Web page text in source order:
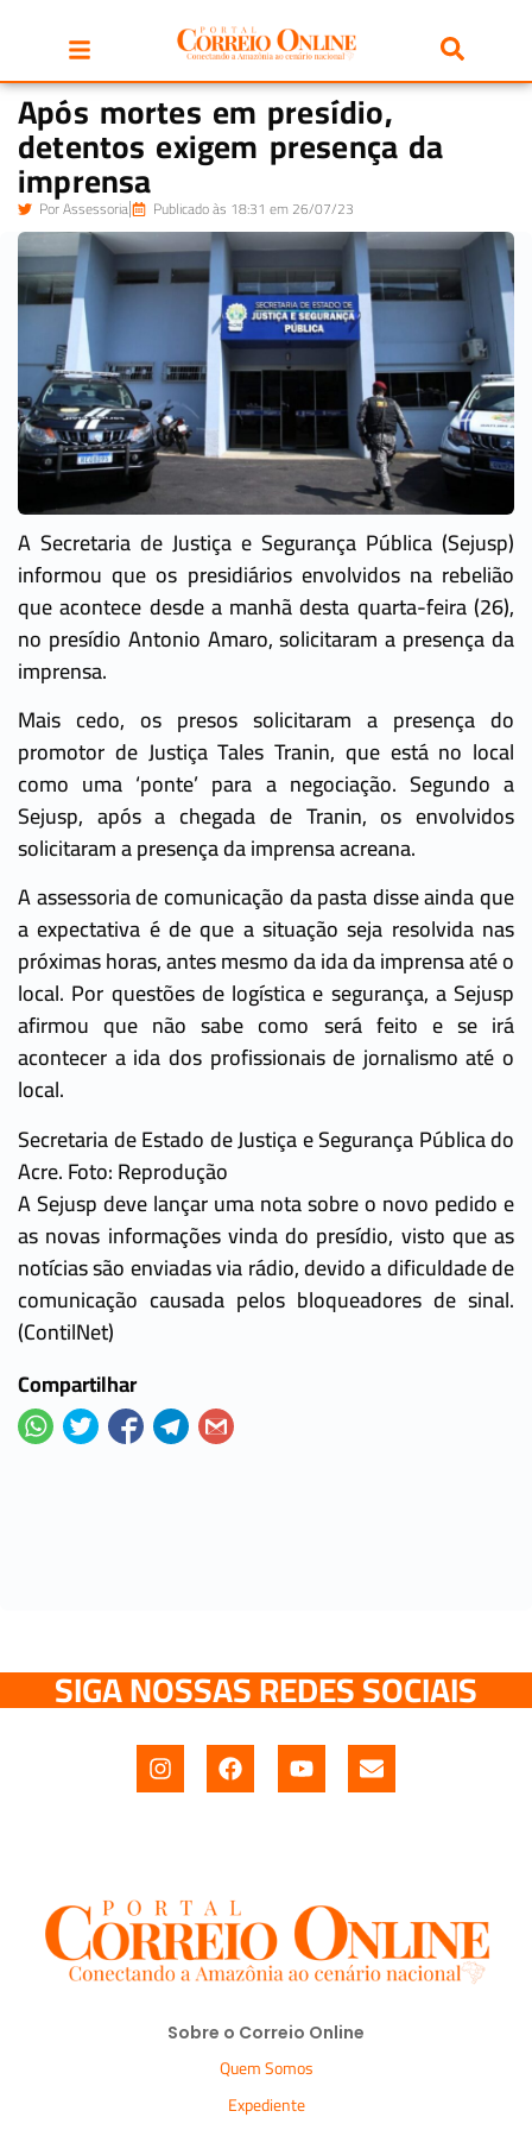
Após mortes em presídio,
detentos exigem presença da
imprensa
PorAssessoria Publicado às 18:31 em 26/07/23
A Secretaria de Justiça e Segurança Pública (Sejusp)
informou que os presidiários envolvidos na rebelião
que acontece desde a manhã desta quarta-feira (26),
no presídio Antonio Amaro, solicitaram a presença da
imprensa.
Mais cedo, os presos solicitaram a presença do
promotor de Justiça Tales Tranin, que está no local
como uma ‘ponte’ para a negociação. Segundo a
Sejusp, após a chegada de Tranin, os envolvidos
solicitaram a presença da imprensa acreana.
A assessoria de comunicação da pasta disse ainda que
a expectativa é de que a situação seja resolvida nas
próximas horas, antes mesmo da ida da imprensa até o
local. Por questões de logística e segurança, a Sejusp
afirmou que não sabe como será feito e se irá
acontecer a ida dos profissionais de jornalismo até o
local.
Secretaria de Estado de Justiça e Segurança Pública do
Acre. Foto: Reprodução
A Sejusp deve lançar uma nota sobre o novo pedido e
as novas informações vinda do presídio, visto que as
notícias são enviadas via rádio, devido a dificuldade de
comunicação causada pelos bloqueadores de sinal.
(ContilNet)
Compartilhar
SIGA NOSSAS REDES SOCIAIS
Sobre o Correio Online
Quem Somos
Expediente